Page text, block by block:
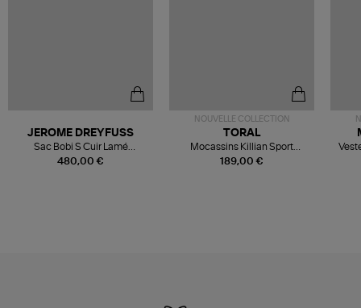
480,00 €
JEROME DREYFUSS
Sac Bobi S Cuir Lamé
Champagne
NOUVELLE COLLECTION
189,00 €
TORAL
Mocassins Killian Sport
Mousse